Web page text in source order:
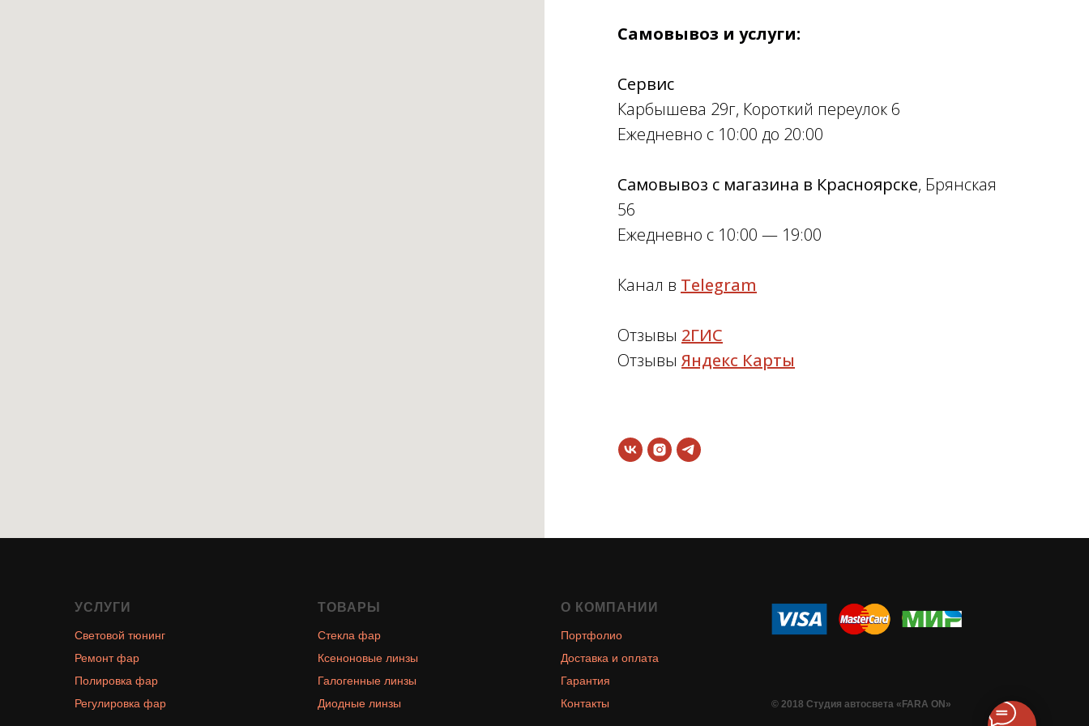
Самовывоз и услуги:
Сервис
Карбышева 29г, Короткий переулок 6
Ежедневно с 10:00 до 20:00
Самовывоз с магазина в Красноярске, Брянская
56
Ежедневно с 10:00 — 19:00
Канал в Telegram
Отзывы 2ГИС
Отзывы Яндекс Карты
УСЛУГИ
Световой тюнинг
Ремонт фар
Полировка фар
Регулировка фар
ТОВАРЫ
Стекла фар
Ксеноновые линзы
Галогенные линзы
Диодные линзы
О КОМПАНИИ
Портфолио
Доставка и оплата
Гарантия
Контакты
© 2018 Студия автосвета «FARA ON»